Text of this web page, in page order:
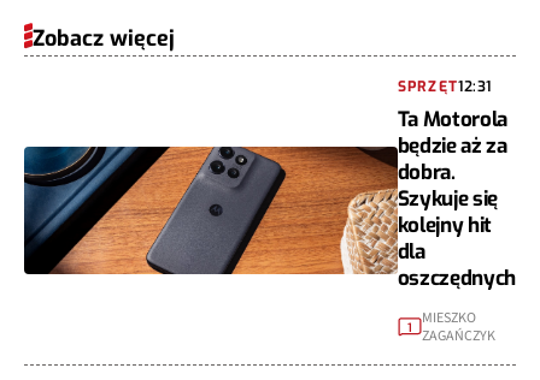
Zobacz więcej
SPRZĘT12:31
Ta Motorola
będzie aż za
dobra.
Szykuje się
kolejny hit
dla
oszczędnych
1
MIESZKO
ZAGAŃCZYK